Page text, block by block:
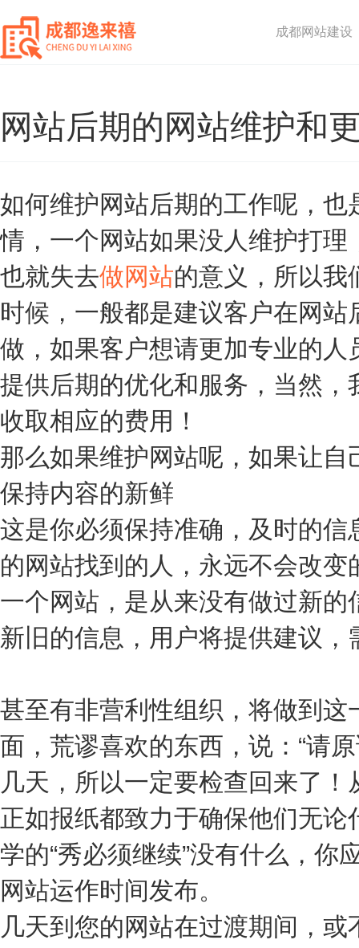
成都网站建设
网站后期的网站维护和
如何维护网站后期的工作呢，也
情，一个网站如果没人维护打
也就失去做网站的意义，所以我
时候，一般都是建议客户在网
做，如果客户想请更加专业的人
提供后期的优化和服务，当然
收取相应的费用！
那么如果维护网站呢，如果让
保持内容的新鲜
这是你必须保持准确，及时的
的网站找到的人，永远不会改
一个网站，是从来没有做过新
新旧的信息，用户将提供建议，
甚至有非营利性组织，将做到这
面，荒谬喜欢的东西，说：“请
几天，所以一定要检查回来了
正如报纸都致力于确保他们无
学的“秀必须继续”没有什么，你
网站运作时间发布。
几天到您的网站在过渡期间，